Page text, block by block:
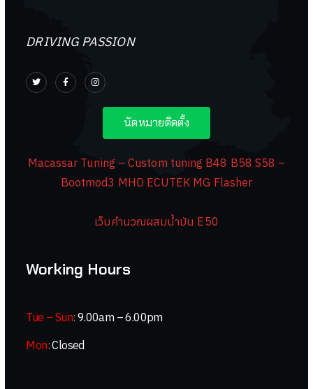
DRIVING PASSION
นัดหมายติดตั้ง
Macassar Tuning – Custom tuning B48 B58 S58 –
Bootmod3 MHD ECUTEK MG Flasher
เว็บคำนวณผสมน้ำมัน E50
Working Hours
Tue – Sun: 9.00am – 6.00pm
Mon:Closed